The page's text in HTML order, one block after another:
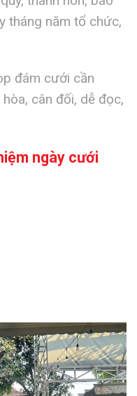
tháng năm tổ chức,
đám cưới cần
cân đối, dễ đọc,
ngày cưới